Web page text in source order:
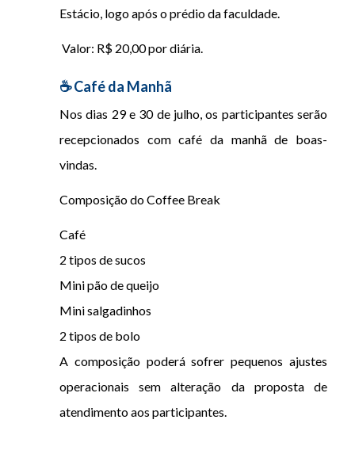
Estácio, logo após o prédio da faculdade.
Valor: R$ 20,00 por diária.
☕ Café da Manhã
Nos dias 29 e 30 de julho, os participantes serão
recepcionados com café da manhã de boas-
vindas.
Composição do Coffee Break
Café
2 tipos de sucos
Mini pão de queijo
Mini salgadinhos
2 tipos de bolo
A composição poderá sofrer pequenos ajustes
operacionais sem alteração da proposta de
atendimento aos participantes.